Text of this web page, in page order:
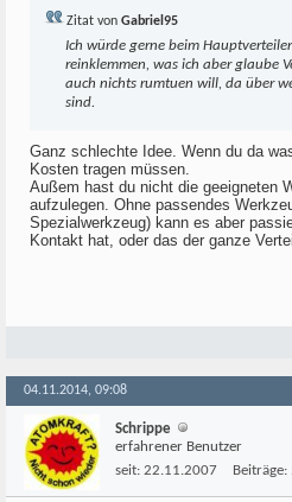
Zitat von Gabriel95
Ich würde gerne beim
reinklemmen, was ich aber glaube
auch nichts rumtuen will, da über
sind.
Ganz schlechte Idee. Wenn du da
Kosten tragen müssen.
Außem hast du nicht die geeigneten
aufzulegen. Ohne passendes
Spezialwerkzeug) kann es aber
Kontakt hat, oder das der ganze
04.11.2014, 09:08
Schrippe
erfahrener Benutzer
seit: 22.11.2007 Beiträge: